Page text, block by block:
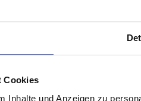
Cookies
Inhalte und Anzeigen zu